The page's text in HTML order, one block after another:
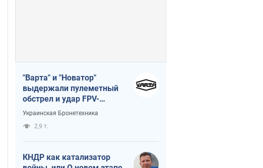
"Варта" и "Новатор"
выдержали пулеметный
обстрел и удар FPV-
дрона, сохранив жизнь
Украинская Бронетехника
2,9 т.
КНДР как катализатор